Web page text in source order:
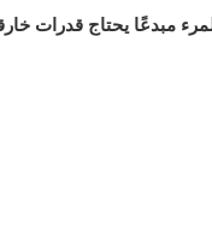
يحتاج قدرات